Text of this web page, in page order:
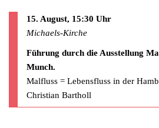
15. August, 15:30 Uhr
Michaels-Kirche
Führung durch die Ausstellung
Munch.
Malfluss = Lebensfluss in der
Christian Bartholl